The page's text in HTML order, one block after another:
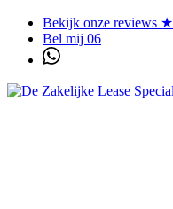
Bekijk onze
Bel mij 06